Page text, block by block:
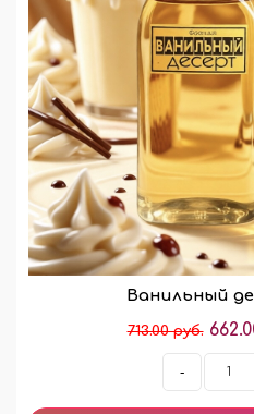
Ванильный
713.00 руб.
-